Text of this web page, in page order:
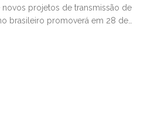
projetos de transmissão de
brasileiro promoverá em 28 de